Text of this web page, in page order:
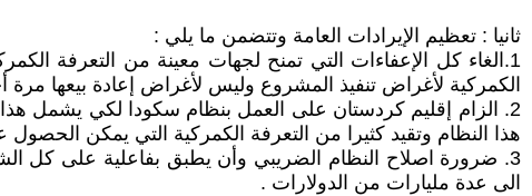
ثانيا : تعظيم الإيرادات العامة وتتضمن ما يلي :
1.الغاء كل الإعفاءات التي تمنح لجهات معينة من التعرفة
الكمركية لأغراض تنفيذ المشروع وليس لأغراض إعادة بيعها
2. الزام إقليم كردستان على العمل بنظام سكودا لكي يشمل هذا
هذا النظام وتقيد كثيرا من التعرفة الكمركية التي يمكن الحصول
3. ضرورة اصلاح النظام الضريبي وأن يطبق بفاعلية على كل
الى عدة مليارات من الدولارات .